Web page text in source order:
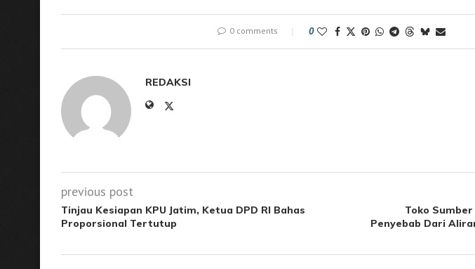
0 comments 0
REDAKSI
previous post
Tinjau Kesiapan KPU Jatim, Ketua DPD RI Bahas
Proporsional Tertutup
Toko
Penyebab Dari